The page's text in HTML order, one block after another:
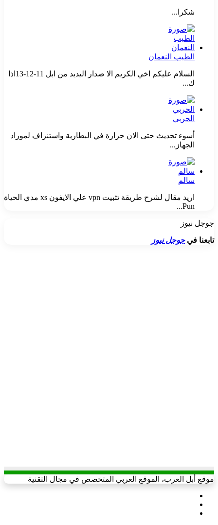
شكرا...
الطيب النعمان
السلام عليكم اخي الكريم الا صدار اليديد من ابل 11-12-13اذا
ك...
الحربي
أسوء تحديث حتى الان حرارة في البطارية واستنزاف لموراد
الجهاز...
سالم
اريد مقال لشرح طريقة تثبيت vpn علي الايفون xs مدي الحياة
Pun...
جوجل نيوز
تابعنا فيجوجل نيوز
موقع أبل العرب، الموقع العربي المتخصص في مجال التقنية